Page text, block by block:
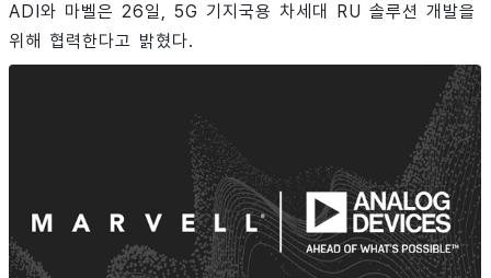
ADI와 마벨은 26일, 5G 기지국용 차세대 RU 솔루션 개발을
위해 협력한다고 밝혔다.